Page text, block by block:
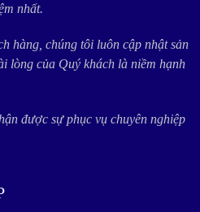
nhất.
hàng, chúng tôi luôn cập nhật sản
lòng của Quý khách là niềm hạnh
được sự phục vụ chuyên nghiệp